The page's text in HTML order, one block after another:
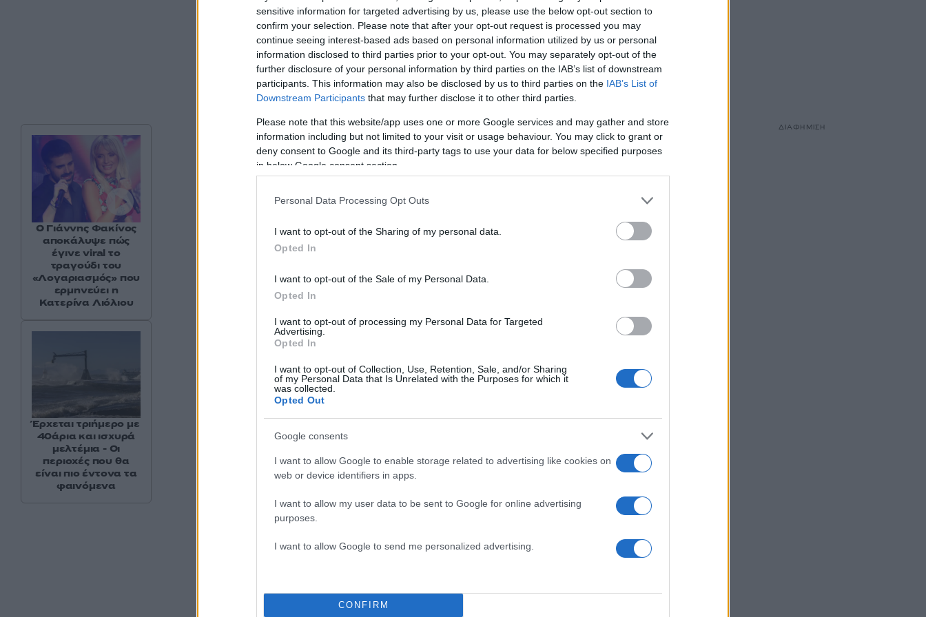
sensitive information for targeted advertising by us, please use the below opt-out section to
confirm your selection. Please note that after your opt-out request is processed you may
continue seeing interest-based ads based on personal information utilized by us or personal
information disclosed to third parties prior to your opt-out. You may separately opt-out of the
further disclosure of your personal information by third parties on the IAB’s list of downstream
participants. This information may also be disclosed by us to third parties on the IAB’s List of
Downstream Participants that may further disclose it to other third parties.
Please note that this website/app uses one or more Google services and may gather and store
information including but not limited to your visit or usage behaviour. You may click to grant or
deny consent to Google and its third-party tags to use your data for below specified purposes
in below Google consent section.
Personal Data Processing Opt Outs
I want to opt-out of the Sharing of my personal data.
Opted In
I want to opt-out of the Sale of my Personal Data.
Opted In
I want to opt-out of processing my Personal Data for Targeted
Advertising.
Opted In
I want to opt-out of Collection, Use, Retention, Sale, and/or Sharing
of my Personal Data that Is Unrelated with the Purposes for which it
was collected.
Opted Out
Google consents
I want to allow Google to enable storage related to advertising like cookies on
web or device identifiers in apps.
I want to allow my user data to be sent to Google for online advertising
purposes.
I want to allow Google to send me personalized advertising.
CONFIRM
: Νασιμέντο, Γκαρθία, Σιπιόνι, Τσικίνιο, Έσε, Λιατσικούρας, Μουζακίτης
: Ποντένσε, Ταρέμι, Πνευμονίδης, Στρεφέτσα, Μαρτίνς, Ελ Κααμπί,
Ο Γιάννης Φακίνος
αποκάλυψε πώς
έγινε viral το
τραγούδι του
«Λογαριασμός» που
ερμηνεύει η
Κατερίνα Λιόλιου
Έρχεται τριήμερο με
40άρια και ισχυρά
μελτέμια - Οι
περιοχές που θα
είναι πιο έντονα τα
φαινόμενα
ΔΙΑΦΗΜΙΣΗ